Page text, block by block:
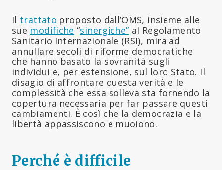
Il trattato proposto dall’OMS, insieme alle
sue modifiche “sinergiche” al Regolamento
Sanitario Internazionale (RSI), mira ad
annullare secoli di riforme democratiche
che hanno basato la sovranità sugli
individui e, per estensione, sul loro Stato. Il
disagio di affrontare questa verità e le
complessità che essa solleva sta fornendo la
copertura necessaria per far passare questi
cambiamenti. È così che la democrazia e la
libertà appassiscono e muoiono.
Perché è difficile